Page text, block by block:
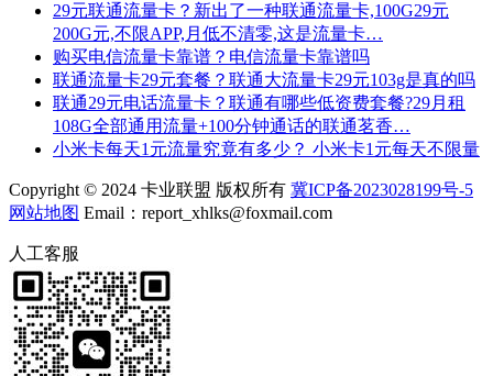
29元联通流量卡？新出了一种联通流量卡,100G29元
200G元,不限APP,月低不清零,这是流量卡…
购买电信流量卡靠谱？电信流量卡靠谱吗
联通流量卡29元套餐？联通大流量卡29元103g是真的吗
联通29元电话流量卡？联通有哪些低资费套餐?29月租
108G全部通用流量+100分钟通话的联通茗香…
小米卡每天1元流量究竟有多少？ 小米卡1元每天不限量
Copyright © 2024 卡业联盟 版权所有 冀ICP备2023028199号-5
网站地图 Email：report_xhlks@foxmail.com
人工客服